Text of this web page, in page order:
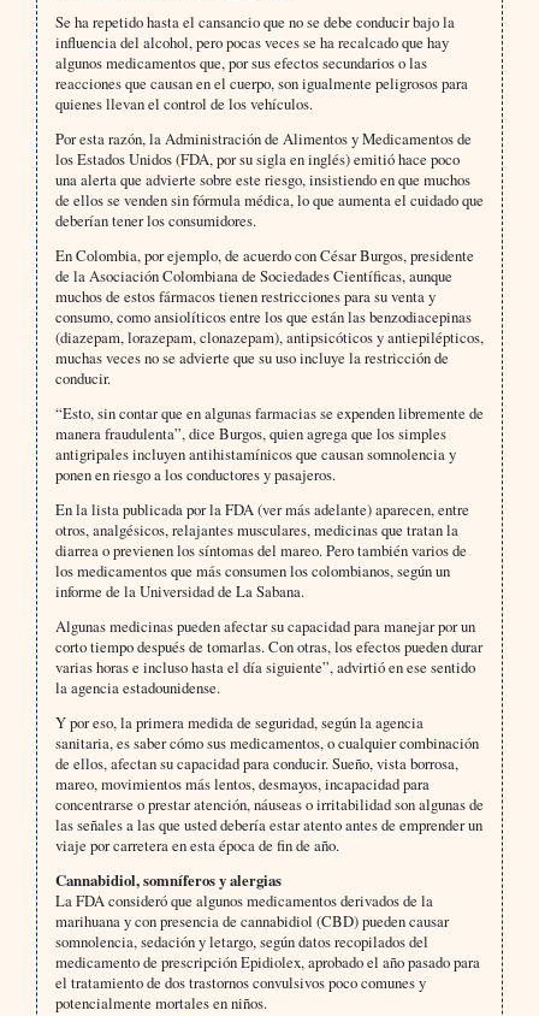
Se ha repetido hasta el cansancio que no se debe conducir bajo la
influencia del alcohol, pero pocas veces se ha recalcado que hay
algunos medicamentos que, por sus efectos secundarios o las
reacciones que causan en el cuerpo, son igualmente peligrosos para
quienes llevan el control de los vehículos.
Por esta razón, la Administración de Alimentos y Medicamentos de
los Estados Unidos (FDA, por su sigla en inglés) emitió hace poco
una alerta que advierte sobre este riesgo, insistiendo en que muchos
de ellos se venden sin fórmula médica, lo que aumenta el cuidado que
deberían tener los consumidores.
En Colombia, por ejemplo, de acuerdo con César Burgos, presidente
de la Asociación Colombiana de Sociedades Científicas, aunque
muchos de estos fármacos tienen restricciones para su venta y
consumo, como ansiolíticos entre los que están las benzodiacepinas
(diazepam, lorazepam, clonazepam), antipsicóticos y antiepilépticos,
muchas veces no se advierte que su uso incluye la restricción de
conducir.
“Esto, sin contar que en algunas farmacias se expenden libremente de
manera fraudulenta”, dice Burgos, quien agrega que los simples
antigripales incluyen antihistamínicos que causan somnolencia y
ponen en riesgo a los conductores y pasajeros.
En la lista publicada por la FDA (ver más adelante) aparecen, entre
otros, analgésicos, relajantes musculares, medicinas que tratan la
diarrea o previenen los síntomas del mareo. Pero también varios de
los medicamentos que más consumen los colombianos, según un
informe de la Universidad de La Sabana.
Algunas medicinas pueden afectar su capacidad para manejar por un
corto tiempo después de tomarlas. Con otras, los efectos pueden durar
varias horas e incluso hasta el día siguiente”, advirtió en ese sentido
la agencia estadounidense.
Y por eso, la primera medida de seguridad, según la agencia
sanitaria, es saber cómo sus medicamentos, o cualquier combinación
de ellos, afectan su capacidad para conducir. Sueño, vista borrosa,
mareo, movimientos más lentos, desmayos, incapacidad para
concentrarse o prestar atención, náuseas o irritabilidad son algunas de
las señales a las que usted debería estar atento antes de emprender un
viaje por carretera en esta época de fin de año.
Cannabidiol, somníferos y alergias
La FDA consideró que algunos medicamentos derivados de la
marihuana y con presencia de cannabidiol (CBD) pueden causar
somnolencia, sedación y letargo, según datos recopilados del
medicamento de prescripción Epidiolex, aprobado el año pasado para
el tratamiento de dos trastornos convulsivos poco comunes y
potencialmente mortales en niños.